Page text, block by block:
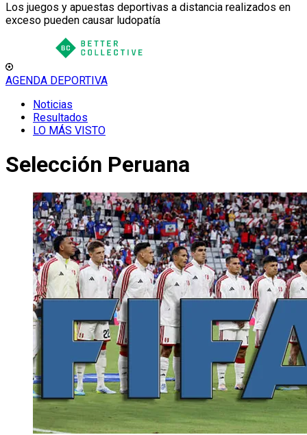
Los juegos y apuestas deportivas a distancia realizados en
exceso pueden causar ludopatía
AGENDA DEPORTIVA
Noticias
Resultados
LO MÁS VISTO
Selección Peruana